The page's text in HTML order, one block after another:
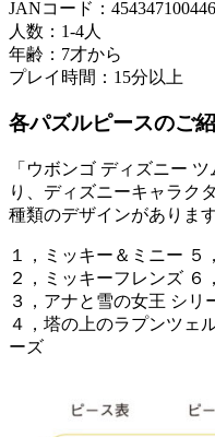
JANコード：
人数：1-4人
年齢：7才から
プレイ時間：15分以上
各パズルピースのご
「ウボンゴ ディズニー
り、ディズニーキャラク
種類のデザインがあります
１，ミッキー＆ミニー ５
２，ミッキーフレンズ ６
３，アナと雪の女王 シリ
４，塔の上のラプンツェ
ーズ